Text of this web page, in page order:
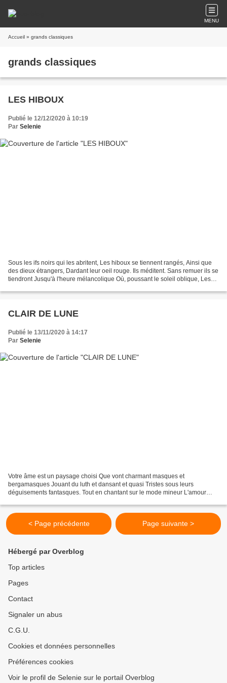
MENU
Accueil » grands classiques
grands classiques
LES HIBOUX
Publié le 12/12/2020 à 10:19
Par Selenie
Sous les ifs noirs qui les abritent, Les hiboux se tiennent rangés, Ainsi que
des dieux étrangers, Dardant leur oeil rouge. Ils méditent. Sans remuer ils se
tiendront Jusqu'à l'heure mélancolique Où, poussant le soleil oblique, Les
CLAIR DE LUNE
Publié le 13/11/2020 à 14:17
Par Selenie
Votre âme est un paysage choisi Que vont charmant masques et
bergamasques Jouant du luth et dansant et quasi Tristes sous leurs
déguisements fantasques. Tout en chantant sur le mode mineur L'amour
< Page précédente Page suivante >
Hébergé par Overblog
Top articles
Pages
Contact
Signaler un abus
C.G.U.
Cookies et données personnelles
Préférences cookies
Voir le profil de Selenie sur le portail Overblog